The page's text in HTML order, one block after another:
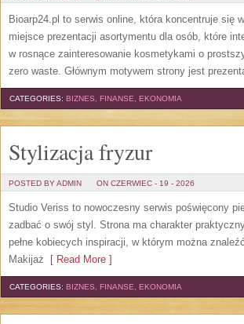
Bioarp24.pl to serwis online, która koncentruje się
miejsce prezentacji asortymentu dla osób, które
w rosnące zainteresowanie kosmetykami o
zero waste. Głównym motywem strony jest
CATEGORIES: BIZNES, FINANSE, EKONOMIA
Stylizacja fryzur
POSTED BY ADMIN ON CZERWIEC - 19 - 2026
Studio Veriss to nowoczesny serwis poświęcony
zadbać o swój styl. Strona ma charakter
pełne kobiecych inspiracji, w którym można
Makijaż [ Read More ]
CATEGORIES: BIZNES, FINANSE, EKONOMIA